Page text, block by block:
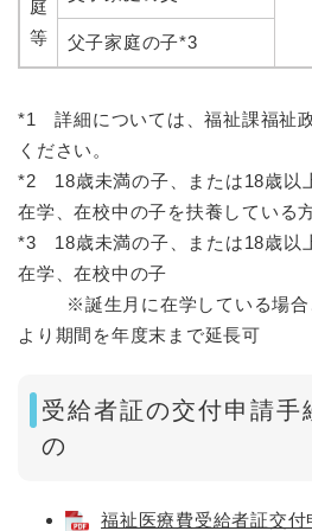
庭
等
父子家庭の子*3
*1 詳細については、福祉課福祉
ください。
*2 18歳未満の子、または18歳以
在学、在校中の子を扶養している
*3 18歳未満の子、または18歳以
在学、在校中の子
※誕生月に在学している場合
より期間を年度末まで延長可
受給者証の交付申請手
の
福祉医療費受給者証交